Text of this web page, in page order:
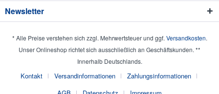
Newsletter
* Alle Preise verstehen sich zzgl. Mehrwertsteuer und ggf. Versandkosten.
Unser Onlineshop richtet sich ausschließlich an Geschäftskunden. **
Innerhalb Deutschlands.
Kontakt Versandinformationen
Zahlungsinformationen